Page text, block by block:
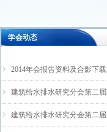
学会动态
ꁇ 2014年会报告资料及合影下载
ꁇ
ꁇ